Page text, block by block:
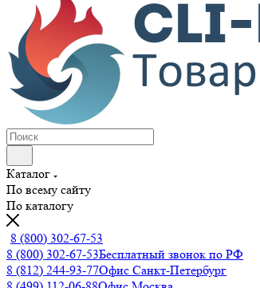
Каталог
По всему сайту
По каталогу
8 (800) 302-67-53
8 (800) 302-67-53Бесплатный звонок по РФ
8 (812) 244-93-77Офис Санкт-Петербург